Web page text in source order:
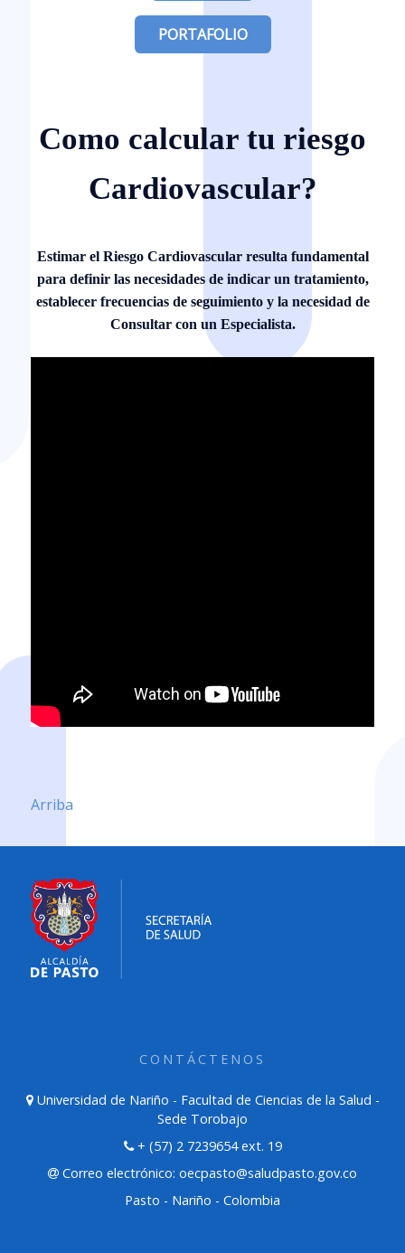
PORTAFOLIO
Como calcular tu riesgo
Cardiovascular?
Estimar el Riesgo Cardiovascular resulta fundamental
para definir las necesidades de indicar un tratamiento,
establecer frecuencias de seguimiento y la necesidad de
Consultar con un Especialista.
Arriba
CONTÁCTENOS
Universidad de Nariño - Facultad de Ciencias de la Salud -
Sede Torobajo
+ (57) 2 7239654 ext. 19
Correo electrónico: oecpasto@saludpasto.gov.co
Pasto - Nariño - Colombia